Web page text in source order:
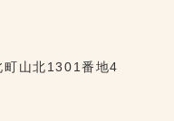
山北1301番地4